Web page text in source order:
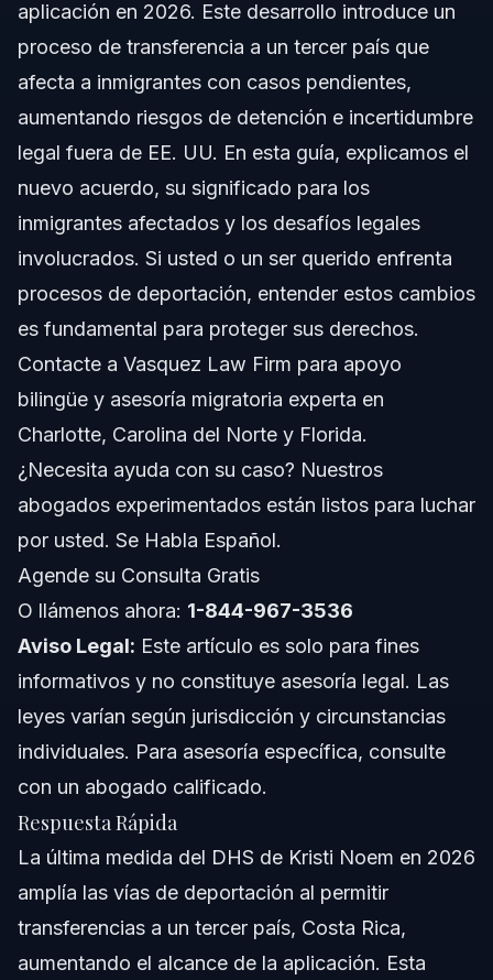
Implicaciones para las Comunidades de Inmigrantes
Cómo Funcionan las Transferencias a Tercer País
en Casos de Deportación
Marco Legal
Impacto en los Tribunales de Inmigración
Riesgos y Desafíos para Inmigrantes Detenidos
en el Extranjero
Ejemplos de Problemas en Detención
Limitaciones del Apoyo Legal
Preocupaciones Humanitarias
Lo que los Inmigrantes con Casos Pendientes
Importancia de Recursos Legales Locales
Impacto en Familias y Comunidades
Guía Paso a Paso para Proteger Sus Derechos
Errores Comunes a Evitar en Procesos de
Deportación
Acerca de Vasquez Law Firm
Confianza y Experiencia del Abogado
aplicación en 2026. Este desarrollo introduce un
proceso de transferencia a un tercer país que
afecta a inmigrantes con casos pendientes,
aumentando riesgos de detención e incertidumbre
legal fuera de EE. UU. En esta guía, explicamos el
nuevo acuerdo, su significado para los
inmigrantes afectados y los desafíos legales
involucrados. Si usted o un ser querido enfrenta
procesos de deportación, entender estos cambios
es fundamental para proteger sus derechos.
Contacte a Vasquez Law Firm para apoyo
bilingüe y asesoría migratoria experta en
Charlotte, Carolina del Norte y Florida.
¿Necesita ayuda con su caso? Nuestros
abogados experimentados están listos para luchar
por usted. Se Habla Español.
Agende su Consulta Gratis
O llámenos ahora: 1-844-967-3536
Aviso Legal: Este artículo es solo para fines
informativos y no constituye asesoría legal. Las
leyes varían según jurisdicción y circunstancias
individuales. Para asesoría específica, consulte
con un abogado calificado.
Respuesta Rápida
La última medida del DHS de Kristi Noem en 2026
amplía las vías de deportación al permitir
transferencias a un tercer país, Costa Rica,
aumentando el alcance de la aplicación. Esta